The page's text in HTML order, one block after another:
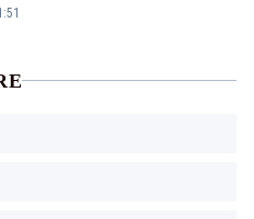
pentru Guvernul